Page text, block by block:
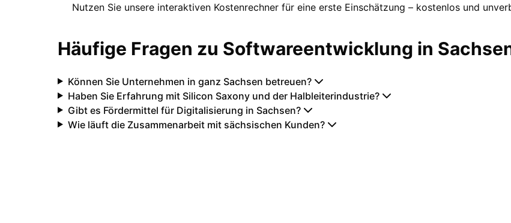
Nutzen Sie unsere interaktiven Kostenrechner für eine erste Einschätzung – kostenlos und
Häufige Fragen zu Softwareentwicklung in
Können Sie Unternehmen in ganz Sachsen betreuen?
Haben Sie Erfahrung mit Silicon Saxony und der Halbleiterindustrie?
Gibt es Fördermittel für Digitalisierung in Sachsen?
Wie läuft die Zusammenarbeit mit sächsischen Kunden?